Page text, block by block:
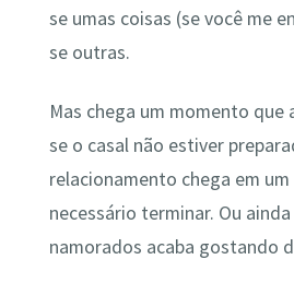
se umas coisas (se você me
se outras.
Mas chega um momento que
se o casal não estiver
relacionamento chega em
necessário terminar. Ou
namorados acaba gostando